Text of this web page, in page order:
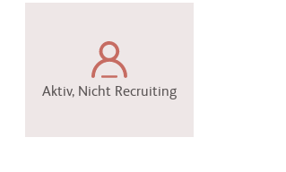
Aktiv, Nicht Recruiting